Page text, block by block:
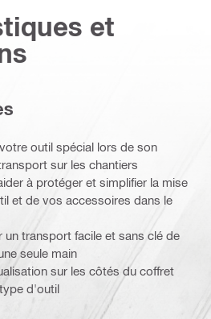
et
outil spécial lors de son
sur les chantiers
à protéger et simplifier la mise
et de vos accessoires dans le
un transport facile et sans clé de
seule main
sur les côtés du coffret
d'outil